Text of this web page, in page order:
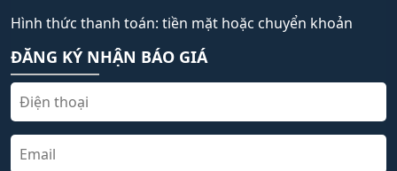
Hình thức thanh toán: tiền mặt hoặc chuyển khoản
ĐĂNG KÝ NHẬN BÁO GIÁ